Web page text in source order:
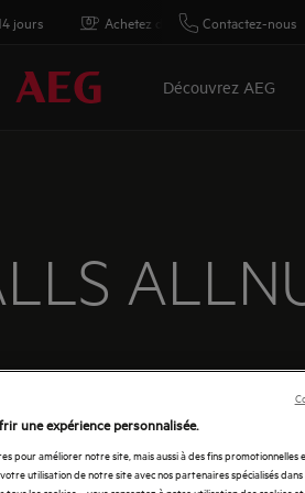
jours Achetez directement auprès d'AEG
Contactez-nous
Découvrez AEG
Ingrédients
une expérience personnalisée.
pour améliorer notre site, mais aussi à des fins promotionnelles
utilisation de notre site avec nos partenaires spécialisés dans